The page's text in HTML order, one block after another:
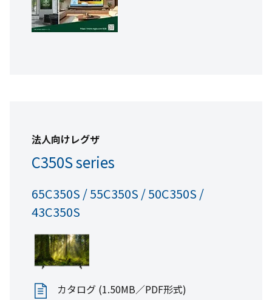
法人向けレグザ
C350S series
65C350S / 55C350S / 50C350S /
43C350S
カタログ (1.50MB／PDF形式)
カタログ (1.31MB／PDF形式)
商品情報
商品写真(47.8KB／PNG形式)
FPT-WA16
カタログ (736KB／PDF形式)
取扱説明書 (280KB／PDF形式)